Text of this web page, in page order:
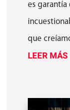
es garantía
que
LEER MÁS